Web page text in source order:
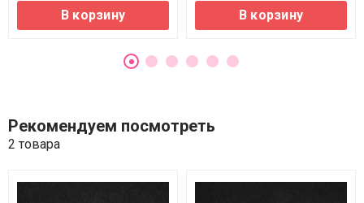
В корзину В корзину
Рекомендуем посмотреть
2 товара